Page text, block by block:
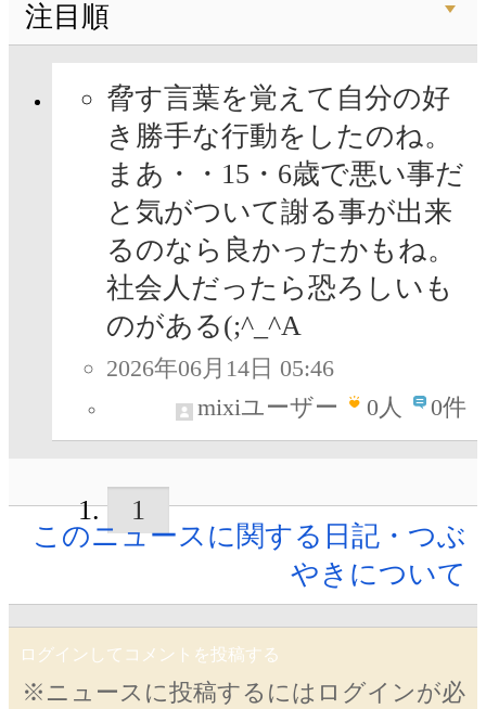
注目順
脅す言葉を覚えて自分の好
き勝手な行動をしたのね。
まあ・・15・6歳で悪い事だ
と気がついて謝る事が出来
るのなら良かったかもね。
社会人だったら恐ろしいも
のがある(;^_^A
2026年06月14日 05:46
mixiユーザー
0人 0件
1
このニュースに関する日記・つぶ
やきについて
ログインしてコメントを投稿する
※ニュースに投稿するにはログインが必